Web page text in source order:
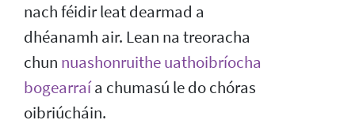
nach féidir leat dearmad a
dhéanamh air. Lean na treoracha
chun nuashonruithe uathoibríocha
bogearraía chumasú le do chóras
oibriúcháin.